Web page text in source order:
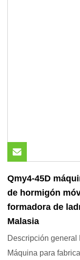
Qmy4-45D
de hormigón
formadora de
Malasia
Descripción
Máquina para